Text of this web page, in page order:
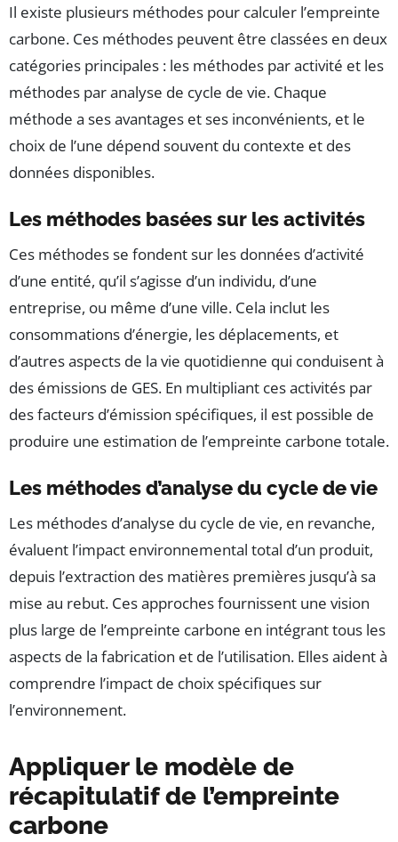
Il existe plusieurs méthodes pour calculer l’empreinte
carbone. Ces méthodes peuvent être classées en deux
catégories principales : les méthodes par activité et les
méthodes par analyse de cycle de vie. Chaque
méthode a ses avantages et ses inconvénients, et le
choix de l’une dépend souvent du contexte et des
données disponibles.
Les méthodes basées sur les activités
Ces méthodes se fondent sur les données d’activité
d’une entité, qu’il s’agisse d’un individu, d’une
entreprise, ou même d’une ville. Cela inclut les
consommations d’énergie, les déplacements, et
d’autres aspects de la vie quotidienne qui conduisent à
des émissions de GES. En multipliant ces activités par
des facteurs d’émission spécifiques, il est possible de
produire une estimation de l’empreinte carbone totale.
Les méthodes d’analyse du cycle de vie
Les méthodes d’analyse du cycle de vie, en revanche,
évaluent l’impact environnemental total d’un produit,
depuis l’extraction des matières premières jusqu’à sa
mise au rebut. Ces approches fournissent une vision
plus large de l’empreinte carbone en intégrant tous les
aspects de la fabrication et de l’utilisation. Elles aident à
comprendre l’impact de choix spécifiques sur
l’environnement.
Appliquer le modèle de
récapitulatif de l’empreinte
carbone